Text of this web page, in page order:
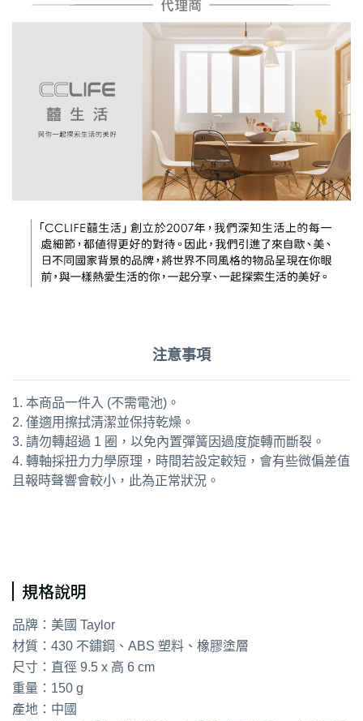
注意事項
1. 本商品一件入 (不需電池)。
2. 僅適用擦拭清潔並保持乾燥。
3. 請勿轉超過 1 圈，以免內置彈簧因過度旋轉而斷裂。
4. 轉軸採扭力力學原理，時間若設定較短，會有些微偏差值
且報時聲響會較小，此為正常狀況。
規格說明
品牌：美國 Taylor
材質：430 不鏽鋼、ABS 塑料、橡膠塗層
尺寸：直徑 9.5 x 高 6 cm
重量：150 g
產地：中國